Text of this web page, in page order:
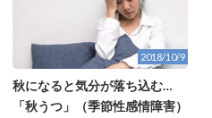
2018/10/9
秋になると気分が落ち込む…
「秋うつ」（季節性感情障害）